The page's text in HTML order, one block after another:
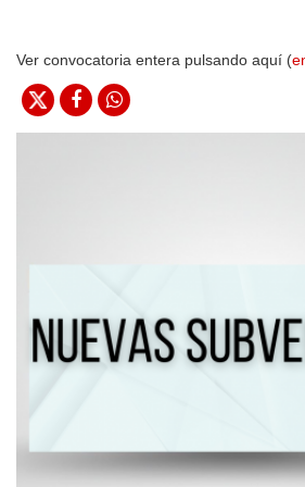
Ver convocatoria entera pulsando aquí (